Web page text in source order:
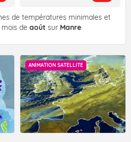
de températures minimales et
de août sur Manre
ANIMATION SATELLITE